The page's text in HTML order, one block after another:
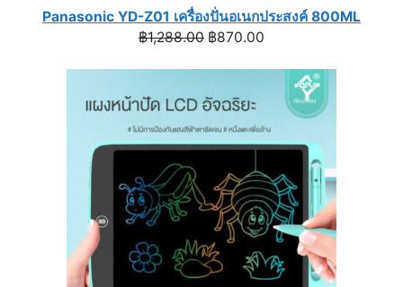
Panasonic YD-Z01 เครื่องปั่นอเนกประสงค์ 800ML
฿1,288.00 Original
฿1,288.00.
฿870.00
฿870.00.